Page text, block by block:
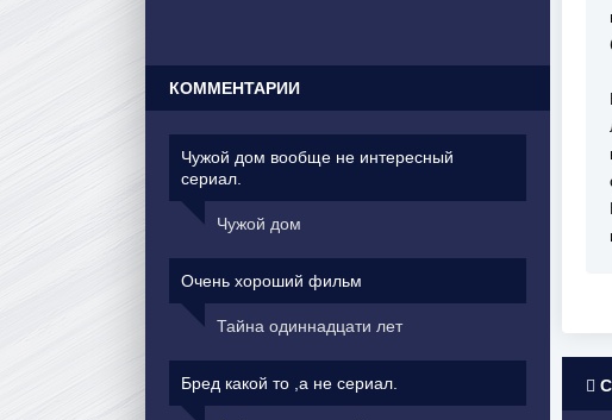
КОММЕНТАРИИ
Чужой дом вообще не интересный
сериал.
Чужой дом
Очень хороший фильм
Тайна одиннадцати лет
Бред какой то ,а не сериал.